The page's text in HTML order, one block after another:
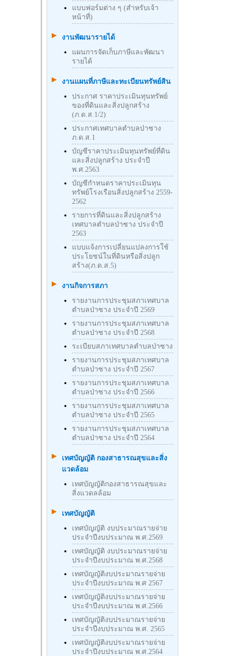
แบบฟอร์มต่าง ๆ (สำหรับเจ้า
หน้าที่)
งานพัฒนารายได้
แผนการจัดเก็บภาษีและพัฒนา
รายได้
งานแผนที่ภาษีและทะเบียนทรัพย์สิน
ประกาศ ราคาประเมินทุนทรัพย์
ของที่ดินและสิ่งปลูกสร้าง
(ภ.ด.ส.1/2)
ประกาศเทศบาลตำบลป่าซาง
ภ.ด.ส.1
บัญชีราคาประเมินทุนทรัพย์ที่ดิน
และสิ่งปลูกสร้าง ประจำปี
พ.ศ.2563
บัญชีกําหนดราคาประเมินทุน
ทรัพย์โรงเรือนสิ่งปลูกสร้าง 2559-
2562
รายการที่ดินและสิ่งปลูกสร้าง
เทศบาลตำบลป่าซาง ประจำปี
2563
แบบแจ้งการเปลี่ยนแปลงการใช้
ประโยชน์ในที่ดินหรือสิ่งปลูก
สร้าง(ภ.ด.ส.5)
งานกิจการสภา
รายงานการประชุมสภาเทศบาล
ตำบลป่าซาง ประจำปี 2569
รายงานการประชุมสภาเทศบาล
ตำบลป่าซาง ประจำปี 2568
ระเบียบสภาเทศบาลตำบลป่าซาง
รายงานการประชุมสภาเทศบาล
ตำบลป่าซาง ประจำปี 2567
รายงานการประชุมสภาเทศบาล
ตำบลป่าซาง ประจำปี 2566
รายงานการประชุมสภาเทศบาล
ตำบลป่าซาง ประจำปี 2565
รายงานการประชุมสภาเทศบาล
ตำบลป่าซาง ประจำปี 2564
เทศบัญญัติ กองสาธารณสุขและสิ่ง
แวดล้อม
เทศบัญญัติกองสาธารณสุขและ
สิ่งแวดลล้อม
เทศบัญญัติ
เทศบัญญัติ งบประมาณรายจ่าย
ประจำปีงบประมาณ พ.ศ.2569
เทศบัญญัติ งบประมาณรายจ่าย
ประจำปีงบประมาณ พ.ศ.2568
เทศบัญญัติงบประมาณรายจ่าย
ประจำปีงบประมาณ พ.ศ 2567
เทศบัญญัติงบประมาณรายจ่าย
ประจำปีงบประมาณ พ.ศ.2566
เทศบัญญัติงบประมาณรายจ่าย
ประจำปีงบประมาณ พ.ศ. 2565
เทศบัญญัติงบประมาณรายจ่าย
ประจำปีงบประมาณ พ.ศ.2564